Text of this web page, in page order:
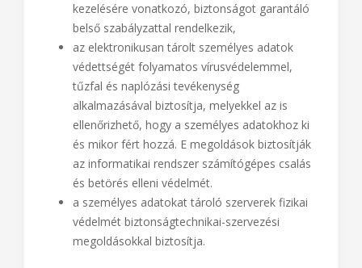
kezelésére vonatkozó, biztonságot garantáló
belső szabályzattal rendelkezik,
az elektronikusan tárolt személyes adatok
védettségét folyamatos vírusvédelemmel,
tűzfal és naplózási tevékenység
alkalmazásával biztosítja, melyekkel az is
ellenőrizhető, hogy a személyes adatokhoz ki
és mikor fért hozzá. E megoldások biztosítják
az informatikai rendszer számítógépes csalás
és betörés elleni védelmét.
a személyes adatokat tároló szerverek fizikai
védelmét biztonságtechnikai-szervezési
megoldásokkal biztosítja.